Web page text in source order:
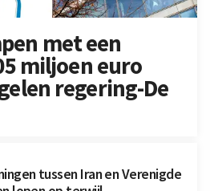
met een
miljoen euro
regering-De
tussen Iran en Verenigde